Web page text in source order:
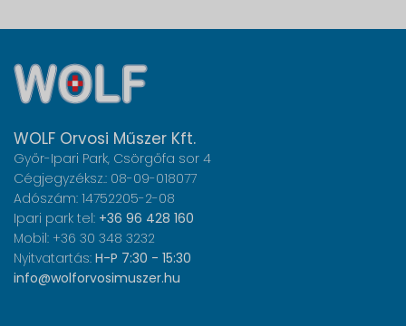
WOLF Orvosi Műszer Kft.
Győr-Ipari Park, Csörgőfa sor 4
Cégjegyzéksz.: 08-09-018077
Adószám: 14752205-2-08
Ipari park tel: +36 96 428 160
Mobil: +36 30 348 3232
Nyitvatartás: H-P 7:30 - 15:30
info@wolforvosimuszer.hu